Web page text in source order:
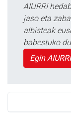
AIURRI
jaso eta
albisteak
babestuko
Egin